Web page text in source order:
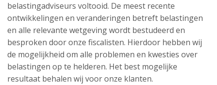
belastingadviseurs voltooid. De meest recente
ontwikkelingen en veranderingen betreft belastingen
en alle relevante wetgeving wordt bestudeerd en
besproken door onze fiscalisten. Hierdoor hebben wij
de mogelijkheid om alle problemen en kwesties over
belastingen op te helderen. Het best mogelijke
resultaat behalen wij voor onze klanten.